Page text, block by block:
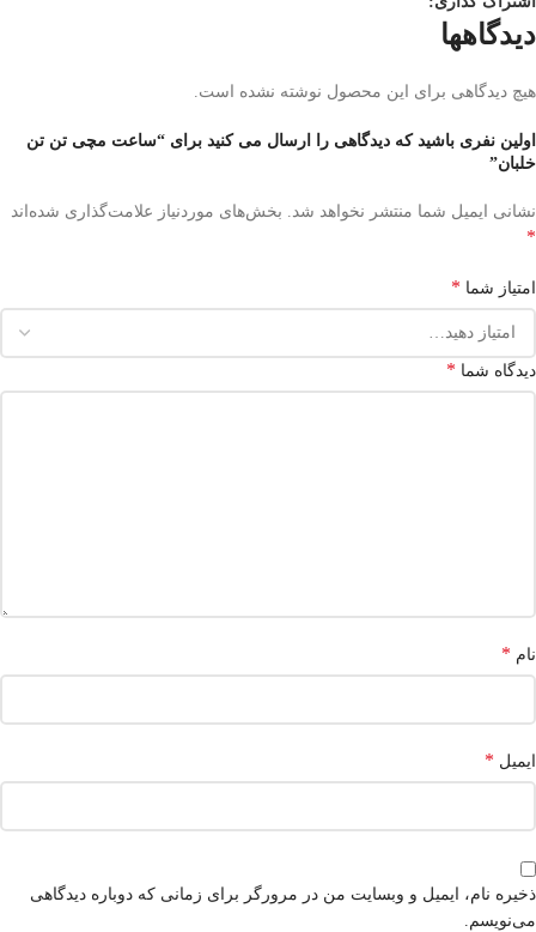
دیدگاهها
هیچ دیدگاهی برای این محصول نوشته نشده است.
اولین نفری باشید که دیدگاهی را ارسال می کنید برای “ساعت مچی تن تن
خلبان”
نشانی ایمیل شما منتشر نخواهد شد. بخش‌های موردنیاز علامت‌گذاری شده‌اند
*
امتیاز شما *
دیدگاه شما *
نام *
ایمیل *
ذخیره نام، ایمیل و وبسایت من در مرورگر برای زمانی که دوباره دیدگاهی
می‌نویسم.